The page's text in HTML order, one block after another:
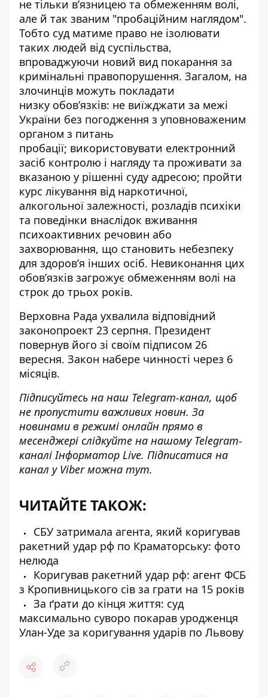
не тільки вʼязницею та обмеженням волі,
але й так званим "пробаційним наглядом".
Тобто суд матиме право не ізолювати
таких людей від суспільства,
впроваджуючи новий вид покарання за
кримінальні правопорушення. Загалом, на
злочинців можуть покладати
низку обовʼязків: не виїжджати за межі
України без погодження з уповноваженим
органом з питань
пробації; використовувати електронний
засіб контролю і нагляду та проживати за
вказаною у рішенні суду адресою; пройти
курс лікування від наркотичної,
алкогольної залежності, розладів психіки
та поведінки внаслідок вживання
психоактивних речовин або
захворювання, що становить небезпеку
для здоров’я інших осіб. Невиконання цих
обовʼязків загрожує обмеженням волі на
строк до трьох років.
Верховна Рада ухвалила відповідний
законопроект 23 серпня. Президент
повернув його зі своїм підписом 26
вересня. Закон набере чинності через 6
місяців.
Підписуйтесь на наш Telegram-канал, щоб
не пропустити важливих новин. За
новинами в режимі онлайн прямо в
месенджері слідкуйте на нашому Telegram-
каналіІнформатор Live. Підписатися на
канал у Viber можна тут.
ЧИТАЙТЕ ТАКОЖ:
СБУ затримала агента, який коригував
ракетний удар рф по Краматорську: фото
нелюда
Коригував ракетний удар рф: агент ФСБ
з Кропивницького сів за грати на 15 років
За ґрати до кінця життя: суд
максимально суворо покарав уродженця
Улан-Уде за коригування ударів по Львову